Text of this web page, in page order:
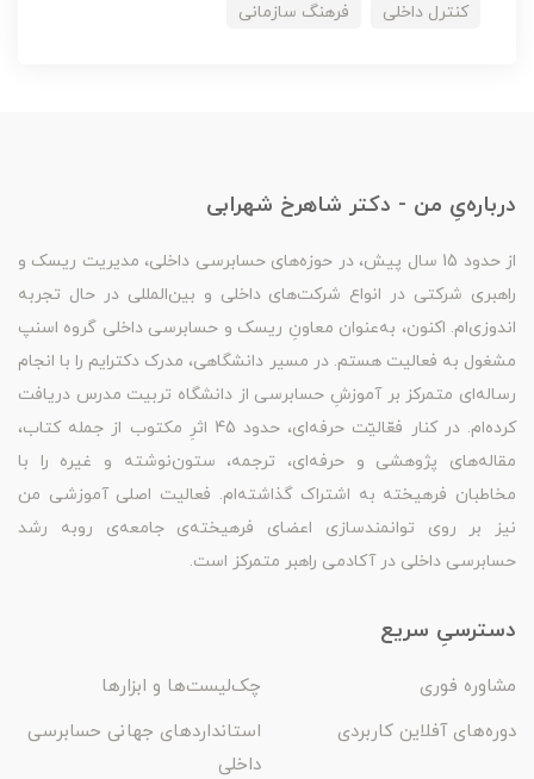
کنترل داخلی
فرهنگ سازمانی
درباره‌یِ من - دکتر شاهرخ شهرابی
از حدود 15 سال پیش، در حوزه‌های حسابرسی داخلی، مدیریت ریسک و
راهبری شرکتی در انواع شرکت‌های داخلی و بین‌المللی در حال تجربه
اندوزی‌ام. اکنون، به‌عنوان معاونِ ریسک و حسابرسی داخلی گروه اسنپ
مشغول به فعالیت هستم. در مسیر دانشگاهی، مدرک دکترایم را با انجام
رساله‌ای متمرکز بر آموزشِ حسابرسی از دانشگاه تربیت مدرس دریافت
کرده‌ام. در کنار فعّالیّت حرفه‌ای، حدود 45 اثرِ مکتوب از جمله کتاب،
مقاله‌های پژوهشی و حرفه‌ای، ترجمه، ستون‌نوشته و غیره را با
مخاطبان فرهیخته به اشتراک گذاشته‌ام. فعالیت اصلی آموزشی من
نیز بر روی توانمندسازی اعضای فرهیخته‌ی جامعه‌ی روبه رشد
حسابرسی داخلی در آکادمی راهبر متمرکز است.
دسترسیِ سریع
مشاوره فوری
چک‌لیست‌ها و ابزارها
دوره‌های آفلاین کاربردی
استانداردهای جهانی حسابرسی
داخلی